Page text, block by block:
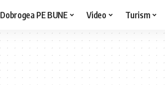
Dobrogea PE BUNE Video Turism